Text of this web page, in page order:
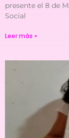
presente el 8 de
Social
Leer más »